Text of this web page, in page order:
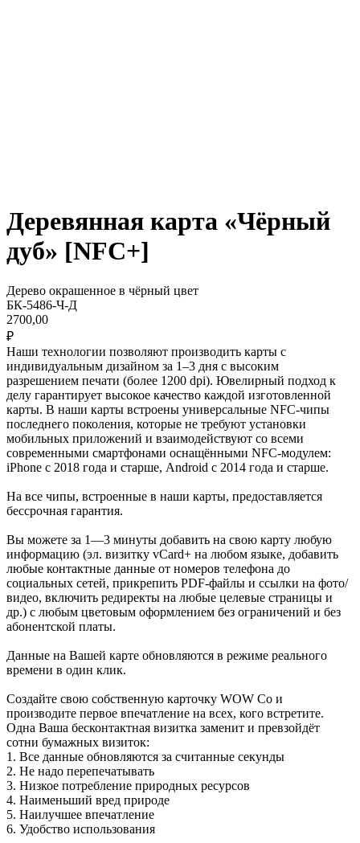
Деревянная карта «Чёрный
дуб» [NFC+]
Дерево окрашенное в чёрный цвет
БК-5486-Ч-Д
2700,00
₽
Наши технологии позволяют производить карты с
индивидуальным дизайном за 1–3 дня c высоким
разрешением печати (более 1200 dpi). Ювелирный подход к
делу гарантирует высокое качество каждой изготовленной
карты. В наши карты встроены универсальные NFC-чипы
последнего поколения, которые не требуют установки
мобильных приложений и взаимодействуют со всеми
современными смартфонами оснащёнными NFC-модулем:
iPhone с 2018 года и старше, Android с 2014 года и старше.
На все чипы, встроенные в наши карты, предоставляется
бессрочная гарантия.
Вы можете за 1—3 минуты добавить на свою карту любую
информацию (эл. визитку vCard+ на любом языке, добавить
любые контактные данные от номеров телефона до
социальных сетей, прикрепить PDF-файлы и ссылки на фото/
видео, включить редиректы на любые целевые страницы и
др.) с любым цветовым оформлением без ограничений и без
абонентской платы.
Данные на Вашей карте обновляются в режиме реального
времени в один клик.
Создайте свою собственную карточку WOW Co и
производите первое впечатление на всех, кого встретите.
Одна Ваша бесконтактная визитка заменит и превзойдёт
сотни бумажных визиток:
1. Все данные обновляются за считанные секунды
2. Не надо перепечатывать
3. Низкое потребление природных ресурсов
4. Наименьший вред природе
5. Наилучшее впечатление
6. Удобство использования